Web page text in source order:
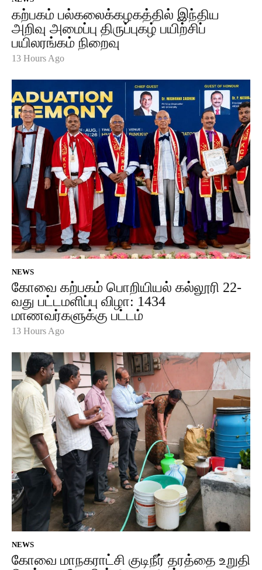
கற்பகம் பல்கலைக்கழகத்தில் இந்திய
அறிவு அமைப்பு திருப்புகழ் பயிற்சிப்
பயிலரங்கம் நிறைவு
13 Hours Ago
NEWS
கோவை கற்பகம் பொறியியல் கல்லூரி 22-
வது பட்டமளிப்பு விழா: 1434
மாணவர்களுக்கு பட்டம்
13 Hours Ago
NEWS
கோவை மாநகராட்சி குடிநீர் தரத்தை உறுதி